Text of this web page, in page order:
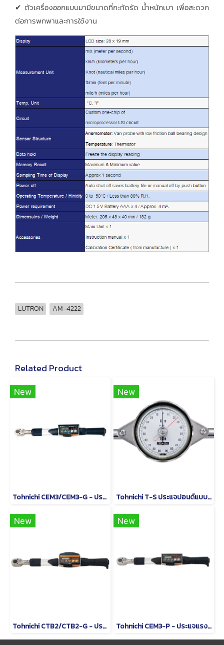
✔ ตัวเครื่องออกแบบมามีขนาดที่กะทัดรัด น้ำหนักเบา เพื่อสะดวก
ต่อการพกพาและการใช้งาน
LUTRON AM-4222
Related Product
New
Tohnichi CEM3/CEM3-G - ประแจวัดแรงบิดแบบอ่านค่าโดยตรง
New
Tohnichi T-S ประแจปอนด์แบบหน้าปัดชนิดด้ามจับรูปตัว T
New
Tohnichi CTB2/CTB2-G - ประแจปอนด์แบบดิจิทัล
New
Tohnichi CEM3-P - ประแจแรงบิดดิจิตอลชนิดหัวเปลี่ยนได้